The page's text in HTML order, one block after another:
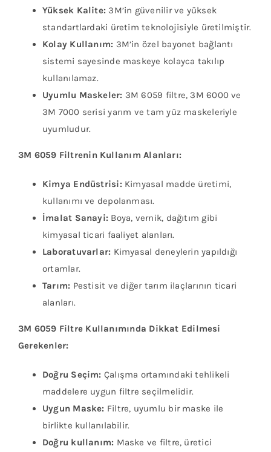
Yüksek Kalite:3M’in güvenilir ve yüksek
standartlardaki üretim teknolojisiyle üretilmiştir.
Kolay Kullanım: 3M’in özel bayonet bağlantı
sistemi sayesinde maskeye kolayca takılıp
kullanılamaz.
Uyumlu Maskeler: 3M 6059 filtre, 3M 6000 ve
3M 7000 serisi yarım ve tam yüz maskeleriyle
uyumludur.
3M 6059 Filtrenin Kullanım Alanları:
Kimya Endüstrisi: Kimyasal madde üretimi,
kullanımı ve depolanması.
İmalat Sanayi: Boya, vernik, dağıtım gibi
kimyasal ticari faaliyet alanları.
Laboratuvarlar: Kimyasal deneylerin yapıldığı
ortamlar.
Tarım: Pestisit ve diğer tarım ilaçlarının ticari
alanları.
3M 6059 Filtre Kullanımında Dikkat Edilmesi
Gerekenler:
Doğru Seçim: Çalışma ortamındaki tehlikeli
maddelere uygun filtre seçilmelidir.
Uygun Maske: Filtre, uyumlu bir maske ile
birlikte kullanılabilir.
Doğru kullanım: Maske ve filtre, üretici